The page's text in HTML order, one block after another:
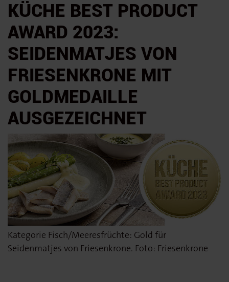
KÜCHE BEST PRODUCT
AWARD 2023:
SEIDENMATJES VON
FRIESENKRONE MIT
GOLDMEDAILLE
AUSGEZEICHNET
Kategorie Fisch/Meeresfrüchte: Gold für
Seidenmatjes von Friesenkrone. Foto: Friesenkrone